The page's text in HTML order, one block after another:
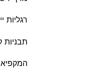
רגליות
תבניות